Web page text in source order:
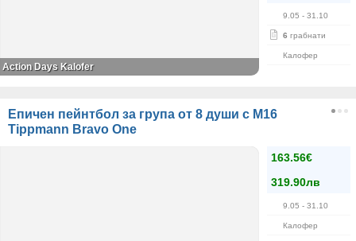
9.05 - 31.10
6 грабнати
Калофер
Action Days Kalofer
Епичен пейнтбол за група от 8 души с M16
Tippmann Bravo One
163.56€
319.90лв
9.05 - 31.10
Калофер